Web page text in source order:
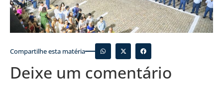
Compartilhe esta matéria
Deixe um comentário